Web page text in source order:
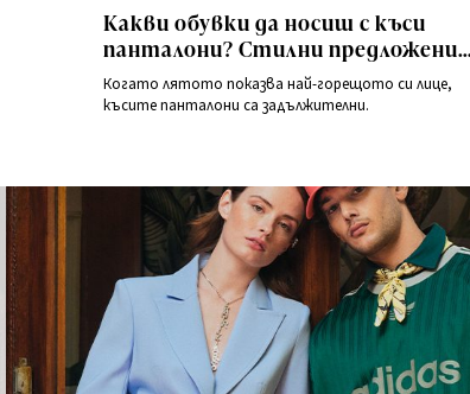
на
Какви обувки да носиш с къси
панталони? Стилни
за лятото
Когато лятото показва най-горещото си лице,
късите панталони са задължителни.